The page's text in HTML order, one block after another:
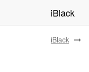
iBlack
iBlack